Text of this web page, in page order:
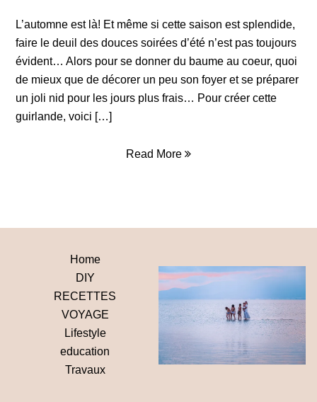
L’automne est là! Et même si cette saison est splendide,
faire le deuil des douces soirées d’été n’est pas toujours
évident… Alors pour se donner du baume au coeur, quoi
de mieux que de décorer un peu son foyer et se préparer
un joli nid pour les jours plus frais… Pour créer cette
guirlande, voici […]
Read More 
Home
DIY
RECETTES
VOYAGE
Lifestyle
education
Travaux